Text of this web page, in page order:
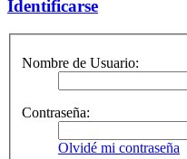
Identificarse
Nombre de Usuario:
Contraseña:
Olvidé mi contraseña